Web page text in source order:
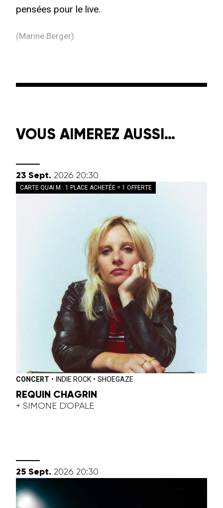
pensées pour le live.
(Marine Berger)
VOUS AIMEREZ AUSSI…
23 septembre
Sept. 2026 20:30
CARTE QUAI M : 1 PLACE ACHETÉE = 1 OFFERTE
CONCERT • INDIE ROCK • SHOEGAZE
REQUIN CHAGRIN
+ SIMONE D'OPALE
25 septembre
Sept. 2026 20:30